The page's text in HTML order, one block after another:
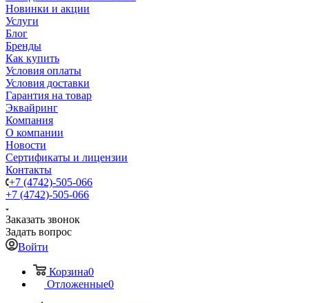
Новинки и акции
Услуги
Блог
Бренды
Как купить
Условия оплаты
Условия доставки
Гарантия на товар
Эквайринг
Компания
О компании
Новости
Сертификаты и лицензии
Контакты
+7 (4742)-505-066
+7 (4742)-505-066
Заказать звонок
Задать вопрос
Войти
Корзина0
Отложенные0